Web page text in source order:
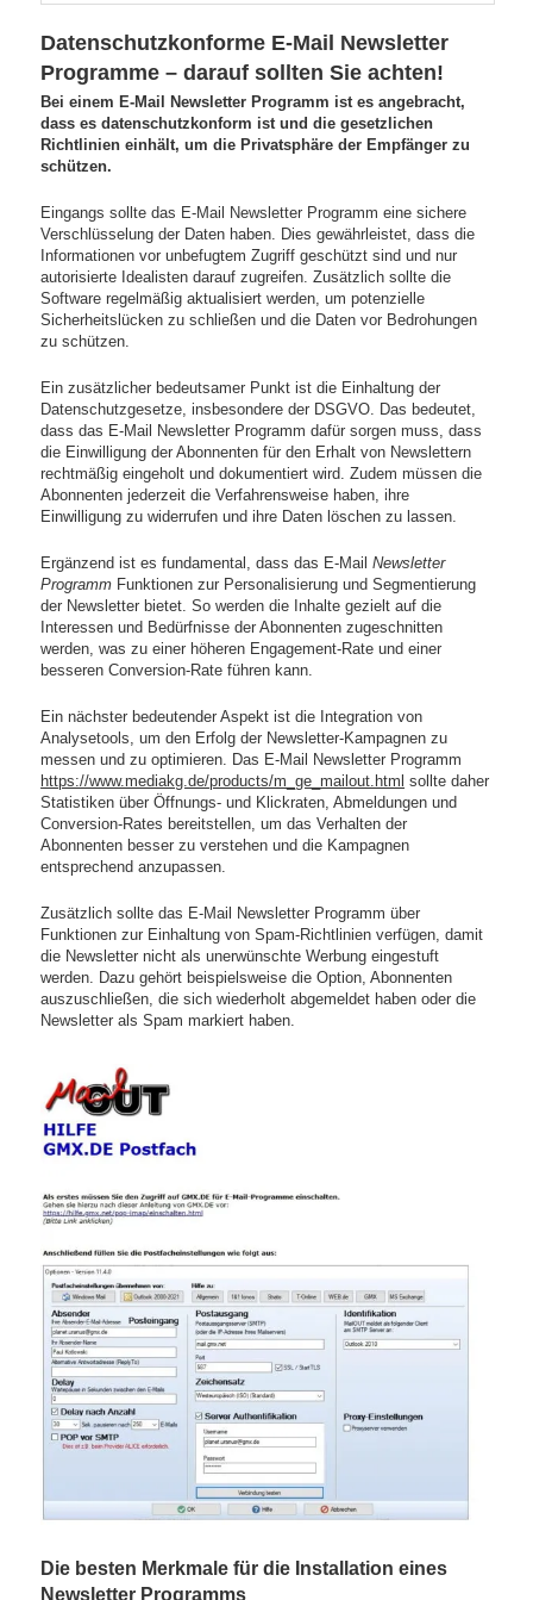
Datenschutzkonforme E-Mail Newsletter
Programme – darauf sollten Sie achten!
Bei einem E-Mail Newsletter Programm ist es angebracht,
dass es datenschutzkonform ist und die gesetzlichen
Richtlinien einhält, um die Privatsphäre der Empfänger zu
schützen.
Eingangs sollte das E-Mail Newsletter Programm eine sichere
Verschlüsselung der Daten haben. Dies gewährleistet, dass die
Informationen vor unbefugtem Zugriff geschützt sind und nur
autorisierte Idealisten darauf zugreifen. Zusätzlich sollte die
Software regelmäßig aktualisiert werden, um potenzielle
Sicherheitslücken zu schließen und die Daten vor Bedrohungen
zu schützen.
Ein zusätzlicher bedeutsamer Punkt ist die Einhaltung der
Datenschutzgesetze, insbesondere der DSGVO. Das bedeutet,
dass das E-Mail Newsletter Programm dafür sorgen muss, dass
die Einwilligung der Abonnenten für den Erhalt von Newslettern
rechtmäßig eingeholt und dokumentiert wird. Zudem müssen die
Abonnenten jederzeit die Verfahrensweise haben, ihre
Einwilligung zu widerrufen und ihre Daten löschen zu lassen.
Ergänzend ist es fundamental, dass das E-MailNewsletter
Programm Funktionen zur Personalisierung und Segmentierung
der Newsletter bietet. So werden die Inhalte gezielt auf die
Interessen und Bedürfnisse der Abonnenten zugeschnitten
werden, was zu einer höheren Engagement-Rate und einer
besseren Conversion-Rate führen kann.
Ein nächster bedeutender Aspekt ist die Integration von
Analysetools, um den Erfolg der Newsletter-Kampagnen zu
messen und zu optimieren. Das E-Mail Newsletter Programm
https://www.mediakg.de/products/m_ge_mailout.html sollte daher
Statistiken über Öffnungs- und Klickraten, Abmeldungen und
Conversion-Rates bereitstellen, um das Verhalten der
Abonnenten besser zu verstehen und die Kampagnen
entsprechend anzupassen.
Zusätzlich sollte das E-Mail Newsletter Programm über
Funktionen zur Einhaltung von Spam-Richtlinien verfügen, damit
die Newsletter nicht als unerwünschte Werbung eingestuft
werden. Dazu gehört beispielsweise die Option, Abonnenten
auszuschließen, die sich wiederholt abgemeldet haben oder die
Newsletter als Spam markiert haben.
Die besten Merkmale für die Installation eines
Newsletter Programms